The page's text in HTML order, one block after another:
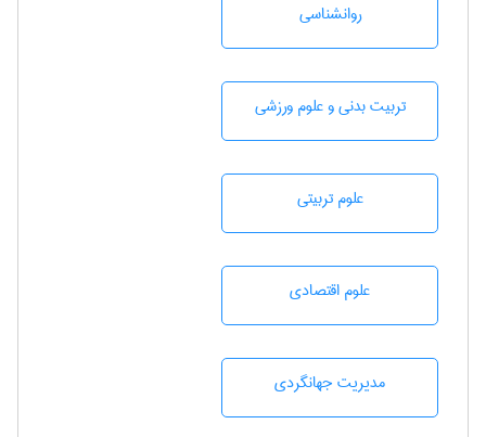
روانشناسی
تربيت بدنی و علوم ورزشی
علوم تربيتی
علوم اقتصادی
مديريت جهانگردی